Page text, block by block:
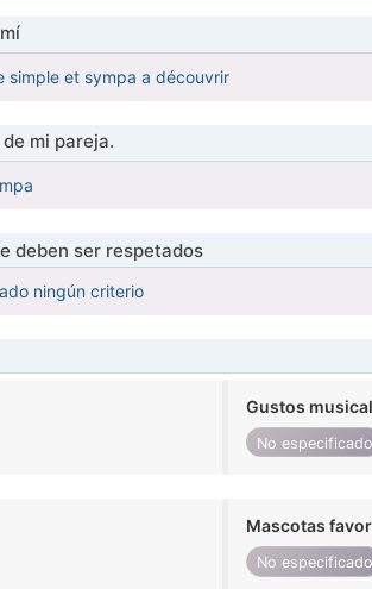
simple et sympa a découvrir
mi pareja.
deben ser respetados
ningún criterio
Gustos
No especificado
Mascotas
No especificado